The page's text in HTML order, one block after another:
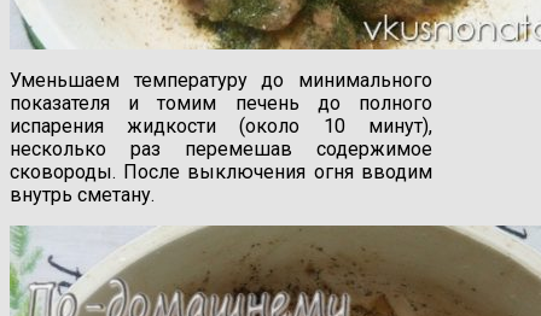
Уменьшаем температуру до минимального
показателя и томим печень до полного
испарения жидкости (около 10 минут),
несколько раз перемешав содержимое
сковороды. После выключения огня вводим
внутрь сметану.